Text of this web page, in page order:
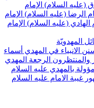
الإمام
السلام) الإمام
الإمام
المهديأسماء
المهدي
السلام
عليه السلام